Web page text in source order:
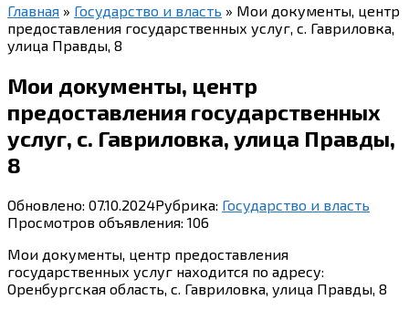
Главная » Государство и власть » Мои документы, центр
предоставления государственных услуг, с. Гавриловка,
улица Правды, 8
Мои документы, центр
предоставления государственных
услуг, с. Гавриловка, улица Правды,
8
Обновлено: 07.10.2024Рубрика: Государство и власть
Просмотров объявления: 106
Мои документы, центр предоставления
государственных услуг находится по адресу:
Оренбургская область, с. Гавриловка, улица Правды, 8